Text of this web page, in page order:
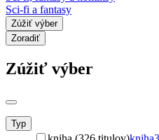
Sci-fi a fantasy
Zúžiť výber
Zoradiť
Zúžiť výber
Typ